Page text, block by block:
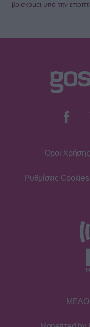
SHOWBIZ
«Τον είδα μπροστά
Χριστό και έζησε το
ενοχλητικοί μπορείτε
Τροχαίο ατύχημα για
Η εντυπωσιακή πόζα
βρίσκομαι υπό την
Όροι Χρήσης
Ρυθμίσεις Cookies